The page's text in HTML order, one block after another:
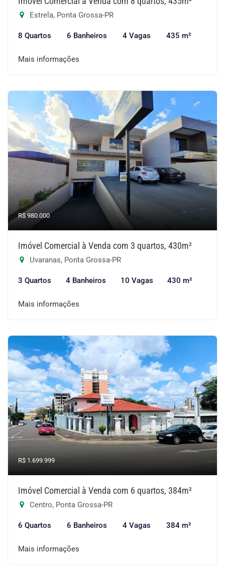
Estrela, Ponta Grossa-PR
8 Quartos 6 Banheiros 4 Vagas 435 m²
Mais informações
R$ 980.000
Imóvel Comercial à Venda com 3 quartos, 430m²
Uvaranas, Ponta Grossa-PR
3 Quartos 4 Banheiros 10 Vagas 430 m²
Mais informações
R$ 1.699.999
Imóvel Comercial à Venda com 6 quartos, 384m²
Centro, Ponta Grossa-PR
6 Quartos 6 Banheiros 4 Vagas 384 m²
Mais informações